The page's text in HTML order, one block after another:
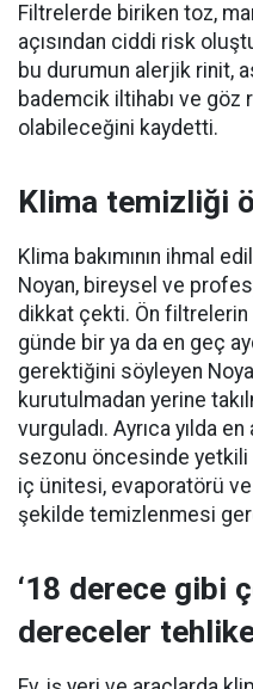
Filtrelerde biriken toz,
açısından ciddi risk
bu durumun alerjik rinit,
bademcik iltihabı ve göz
olabileceğini kaydetti.
Klima temizliği
Klima bakımının ihmal
Noyan, bireysel ve
dikkat çekti. Ön filtrelerin
günde bir ya da en geç
gerektiğini söyleyen
kurutulmadan yerine
vurguladı. Ayrıca yılda
sezonu öncesinde yetkili
iç ünitesi, evaporatörü ve
şekilde temizlenmesi
‘18 derece gibi
dereceler